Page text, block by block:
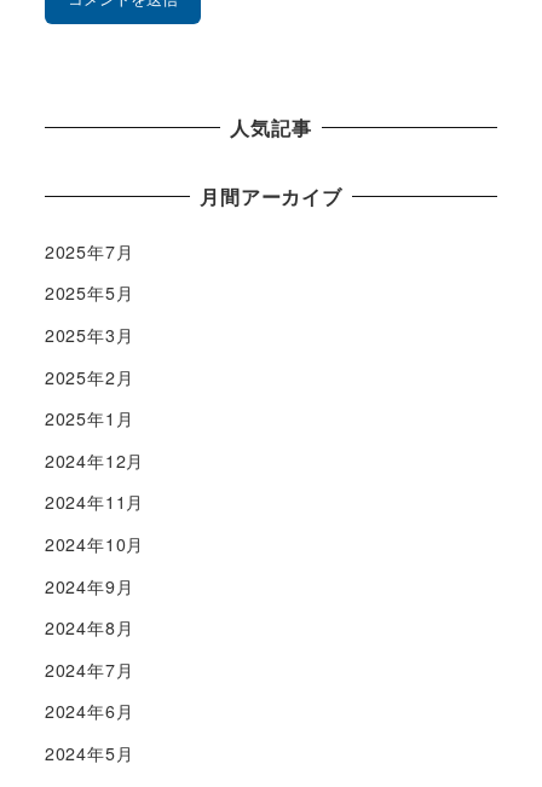
人気記事
月間アーカイブ
2025年7月
2025年5月
2025年3月
2025年2月
2025年1月
2024年12月
2024年11月
2024年10月
2024年9月
2024年8月
2024年7月
2024年6月
2024年5月